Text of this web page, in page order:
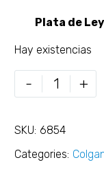
Plata de Ley
Hay existencias
- +
SKU: 6854
Categories: